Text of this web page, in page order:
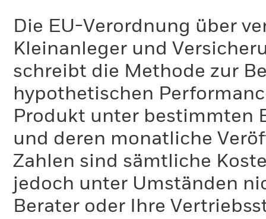
Die EU-Verordnung über
Kleinanleger und
schreibt die Methode zur
hypothetischen
Produkt unter bestimmten
und deren monatliche
Zahlen sind sämtliche
jedoch unter Umständen
Berater oder Ihre